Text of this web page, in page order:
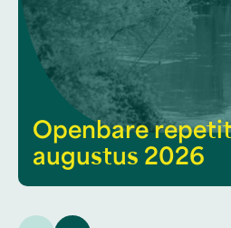
Openbare
augustus 2026